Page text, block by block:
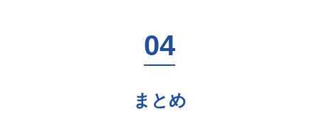
まとめ